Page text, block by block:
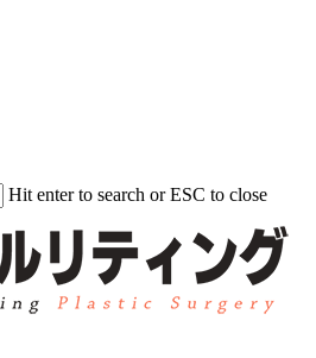
Hit enter to search or ESC to close